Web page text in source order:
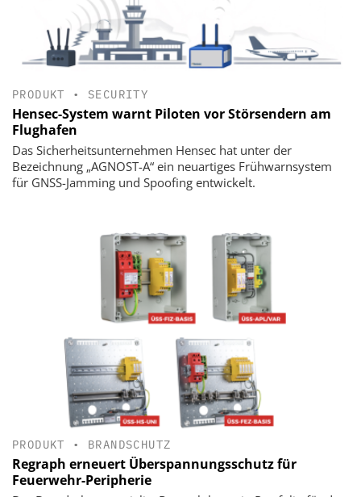
PRODUKT • SECURITY
Hensec-System warnt Piloten vor Störsendern am
Flughafen
Das Sicherheitsunternehmen Hensec hat unter der
Bezeichnung „AGNOST-A“ ein neuartiges Frühwarnsystem
für GNSS-Jamming und Spoofing entwickelt.
PRODUKT • BRANDSCHUTZ
Regraph erneuert Überspannungsschutz für
Feuerwehr-Peripherie